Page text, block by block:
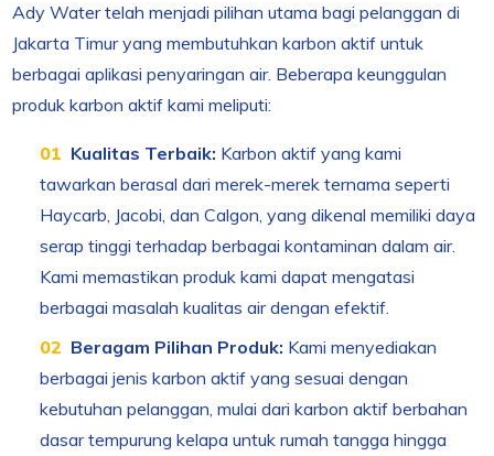
Ady Water telah menjadi pilihan utama bagi pelanggan di
Jakarta Timur yang membutuhkan karbon aktif untuk
berbagai aplikasi penyaringan air. Beberapa keunggulan
produk karbon aktif kami meliputi:
Kualitas Terbaik: Karbon aktif yang kami
tawarkan berasal dari merek-merek ternama seperti
Haycarb, Jacobi, dan Calgon, yang dikenal memiliki daya
serap tinggi terhadap berbagai kontaminan dalam air.
Kami memastikan produk kami dapat mengatasi
berbagai masalah kualitas air dengan efektif.
Beragam Pilihan Produk: Kami menyediakan
berbagai jenis karbon aktif yang sesuai dengan
kebutuhan pelanggan, mulai dari karbon aktif berbahan
dasar tempurung kelapa untuk rumah tangga hingga